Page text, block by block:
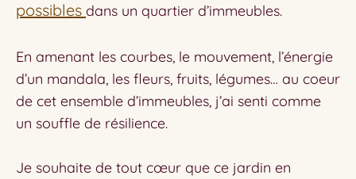
possibles dans un quartier d’immeubles.
En amenant les courbes, le mouvement, l’énergie
d’un mandala, les fleurs, fruits, légumes… au coeur
de cet ensemble d’immeubles, j’ai senti comme
un souffle de résilience.
Je souhaite de tout cœur que ce jardin en